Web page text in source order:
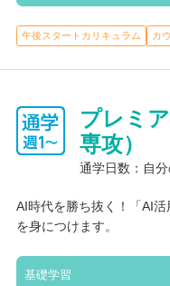
午後スタートカリキュラム カ
プレミ
専攻）
通学日数：自
AI時代を勝ち抜く！「AI
を身につけます。
基礎学習